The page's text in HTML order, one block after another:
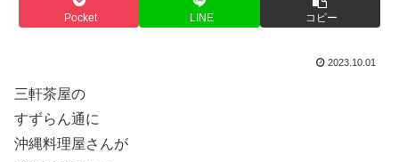
Pocket LINE コピー
2023.10.01
三軒茶屋の
すずらん通に
沖縄料理屋さんが